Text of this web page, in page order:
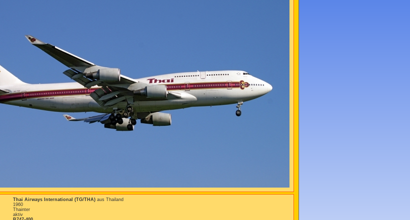
Thai Airways International (TG/THA) aus Thailand
1960
Thainter
aktiv